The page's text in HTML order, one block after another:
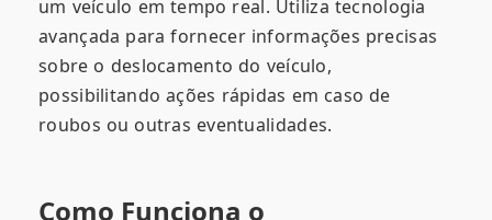
um veículo em tempo real. Utiliza tecnologia
avançada para fornecer informações precisas
sobre o deslocamento do veículo,
possibilitando ações rápidas em caso de
roubos ou outras eventualidades.
Como Funciona o